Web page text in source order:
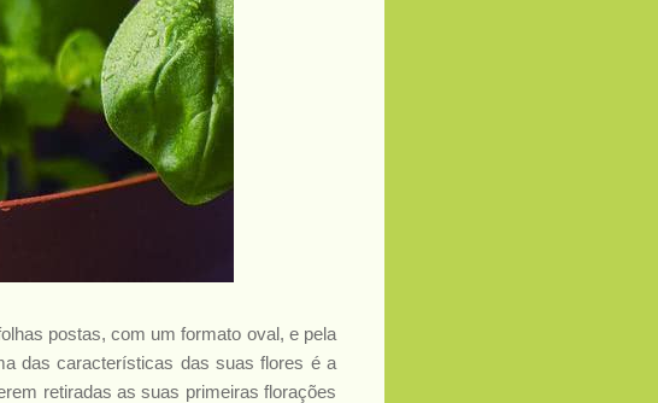
postas, com um formato oval, e pela
das características das suas flores é a
retiradas as suas primeiras florações